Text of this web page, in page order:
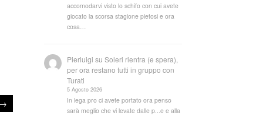
→
accomodarvi visto lo schifo con cui avete
giocato la scorsa stagione pietosi e ora
cosa…
Pierluigi suSoleri rientra (e spera),
per ora restano tutti in gruppo con
Turati
5 Agosto 2026
In lega pro ci avete portato ora penso
sarà meglio che vi levate dalle p...e e alla